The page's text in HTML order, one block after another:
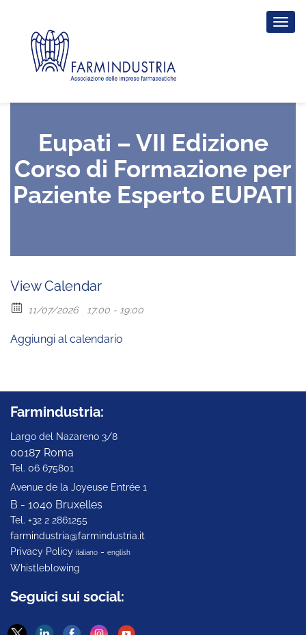
Eupati – VII Edizione
Corso di Formazione per
Paziente Esperto EUPATI
View Calendar
11/07/2026 17:00 - 19:00
Aggiungi al calendario
Farmindustria:
Largo del Nazareno 3/8
00187 Roma
Tel. 06 675801
Avenue de la Joyeuse Entrée 1
B - 1040 Bruxelles
Tel. +32 2 2861255
farmindustria@farmindustria.it
Privacy Policy italiano - english
Whistleblowing
Seguici sui social: